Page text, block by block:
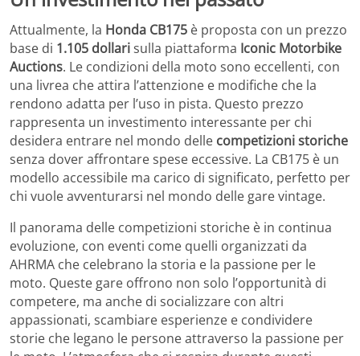
Attualmente, la Honda CB175 è proposta con un prezzo
base di 1.105 dollarisulla piattaforma Iconic Motorbike
Auctions. Le condizioni della moto sono eccellenti, con
una livrea che attira l’attenzione e modifiche che la
rendono adatta per l’uso in pista. Questo prezzo
rappresenta un investimento interessante per chi
desidera entrare nel mondo delle competizioni storiche
senza dover affrontare spese eccessive. La CB175 è un
modello accessibile ma carico di significato, perfetto per
chi vuole avventurarsi nel mondo delle gare vintage.
Il panorama delle competizioni storiche è in continua
evoluzione, con eventi come quelli organizzati da
AHRMA che celebrano la storia e la passione per le
moto. Queste gare offrono non solo l’opportunità di
competere, ma anche di socializzare con altri
appassionati, scambiare esperienze e condividere
storie che legano le persone attraverso la passione per